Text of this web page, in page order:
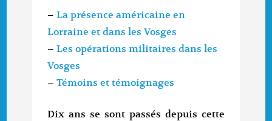
–La présence américaine en
Lorraine et dans les Vosges
–Les opérations militaires dans les
Vosges
–Témoins et témoignages
Dix ans se sont passés depuis cette